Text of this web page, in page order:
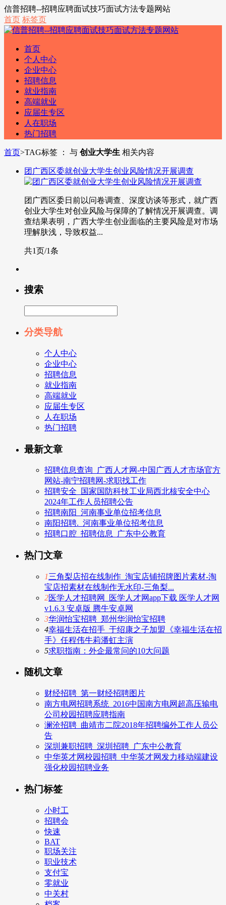
信普招聘--招聘应聘面试技巧面试方法专题网站
首页 标签页
首页
个人中心
企业中心
招聘信息
就业指南
高端就业
应届生专区
人在职场
热门招聘
首页>TAG标签 ： 与 创业大学生 相关内容
团广西区委就创业大学生创业风险情况开展调查
团广西区委日前以问卷调查、深度访谈等形式，就广西
创业大学生对创业风险与保障的了解情况开展调查。调
查结果表明，广西大学生创业面临的主要风险是对市场
理解肤浅，导致权益...
共1页/1条
搜索
分类导航
个人中心
企业中心
招聘信息
就业指南
高端就业
应届生专区
人在职场
热门招聘
最新文章
招聘信息查询_广西人才网-中国广西人才市场官方
网站-南宁招聘网-求职找工作
招聘安全_国家国防科技工业局西北核安全中心
2024年工作人员招聘公告
招聘南阳_河南事业单位招考信息
南阳招聘._河南事业单位招考信息
招聘口腔_招聘信息_广东中公教育
热门文章
1三角梨店招在线制作_淘宝店铺招牌图片素材-淘
宝店招素材在线制作无水印-三角梨...
2医学人才招聘网_医学人才网app下载 医学人才网
v1.6.3 安卓版 腾牛安卓网
3华润怡宝招聘_郑州华润怡宝招聘
4幸福生活在招手_于绍康之子加盟《幸福生活在招
手》任程伟牛莉潘虹主演
5求职指南：外企最常问的10大问题
随机文章
财经招聘_第一财经招聘图片
南方电网招聘系统_2016中国南方电网超高压输电
公司校园招聘应聘指南
澜沧招聘_曲靖市二院2018年招聘编外工作人员公
告
深圳兼职招聘_深圳招聘_广东中公教育
中华英才网校园招聘_中华英才网发力移动端建设
强化校园招聘业务
热门标签
小时工
招聘会
快速
BAT
职场关注
职业技术
支付宝
零就业
中关村